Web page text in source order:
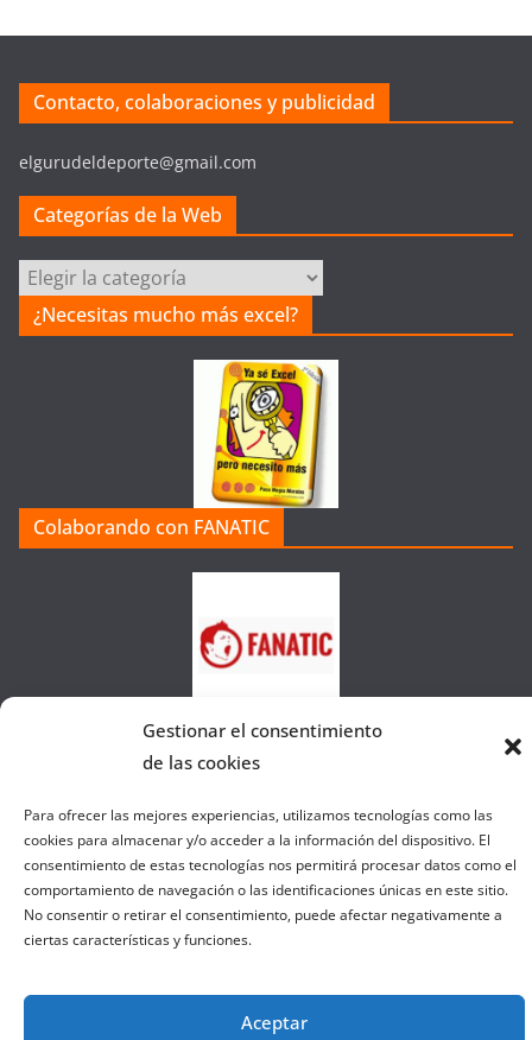
Contacto, colaboraciones y publicidad
elgurudeldeporte@gmail.com
Categorías de la Web
a
t
a
¿Necesitas mucho más excel?
Colaborando con FANATIC
Copyright © 2026el gurú del basket. Todos los derechos
reservados.
Tema:ColorMagpor ThemeGrill. Funciona conWordPress.
Gestionar el consentimiento
de las cookies
Para ofrecer las mejores experiencias, utilizamos tecnologías como las
cookies para almacenar y/o acceder a la información del dispositivo. El
consentimiento de estas tecnologías nos permitirá procesar datos como el
comportamiento de navegación o las identificaciones únicas en este sitio.
No consentir o retirar el consentimiento, puede afectar negativamente a
ciertas características y funciones.
Aceptar